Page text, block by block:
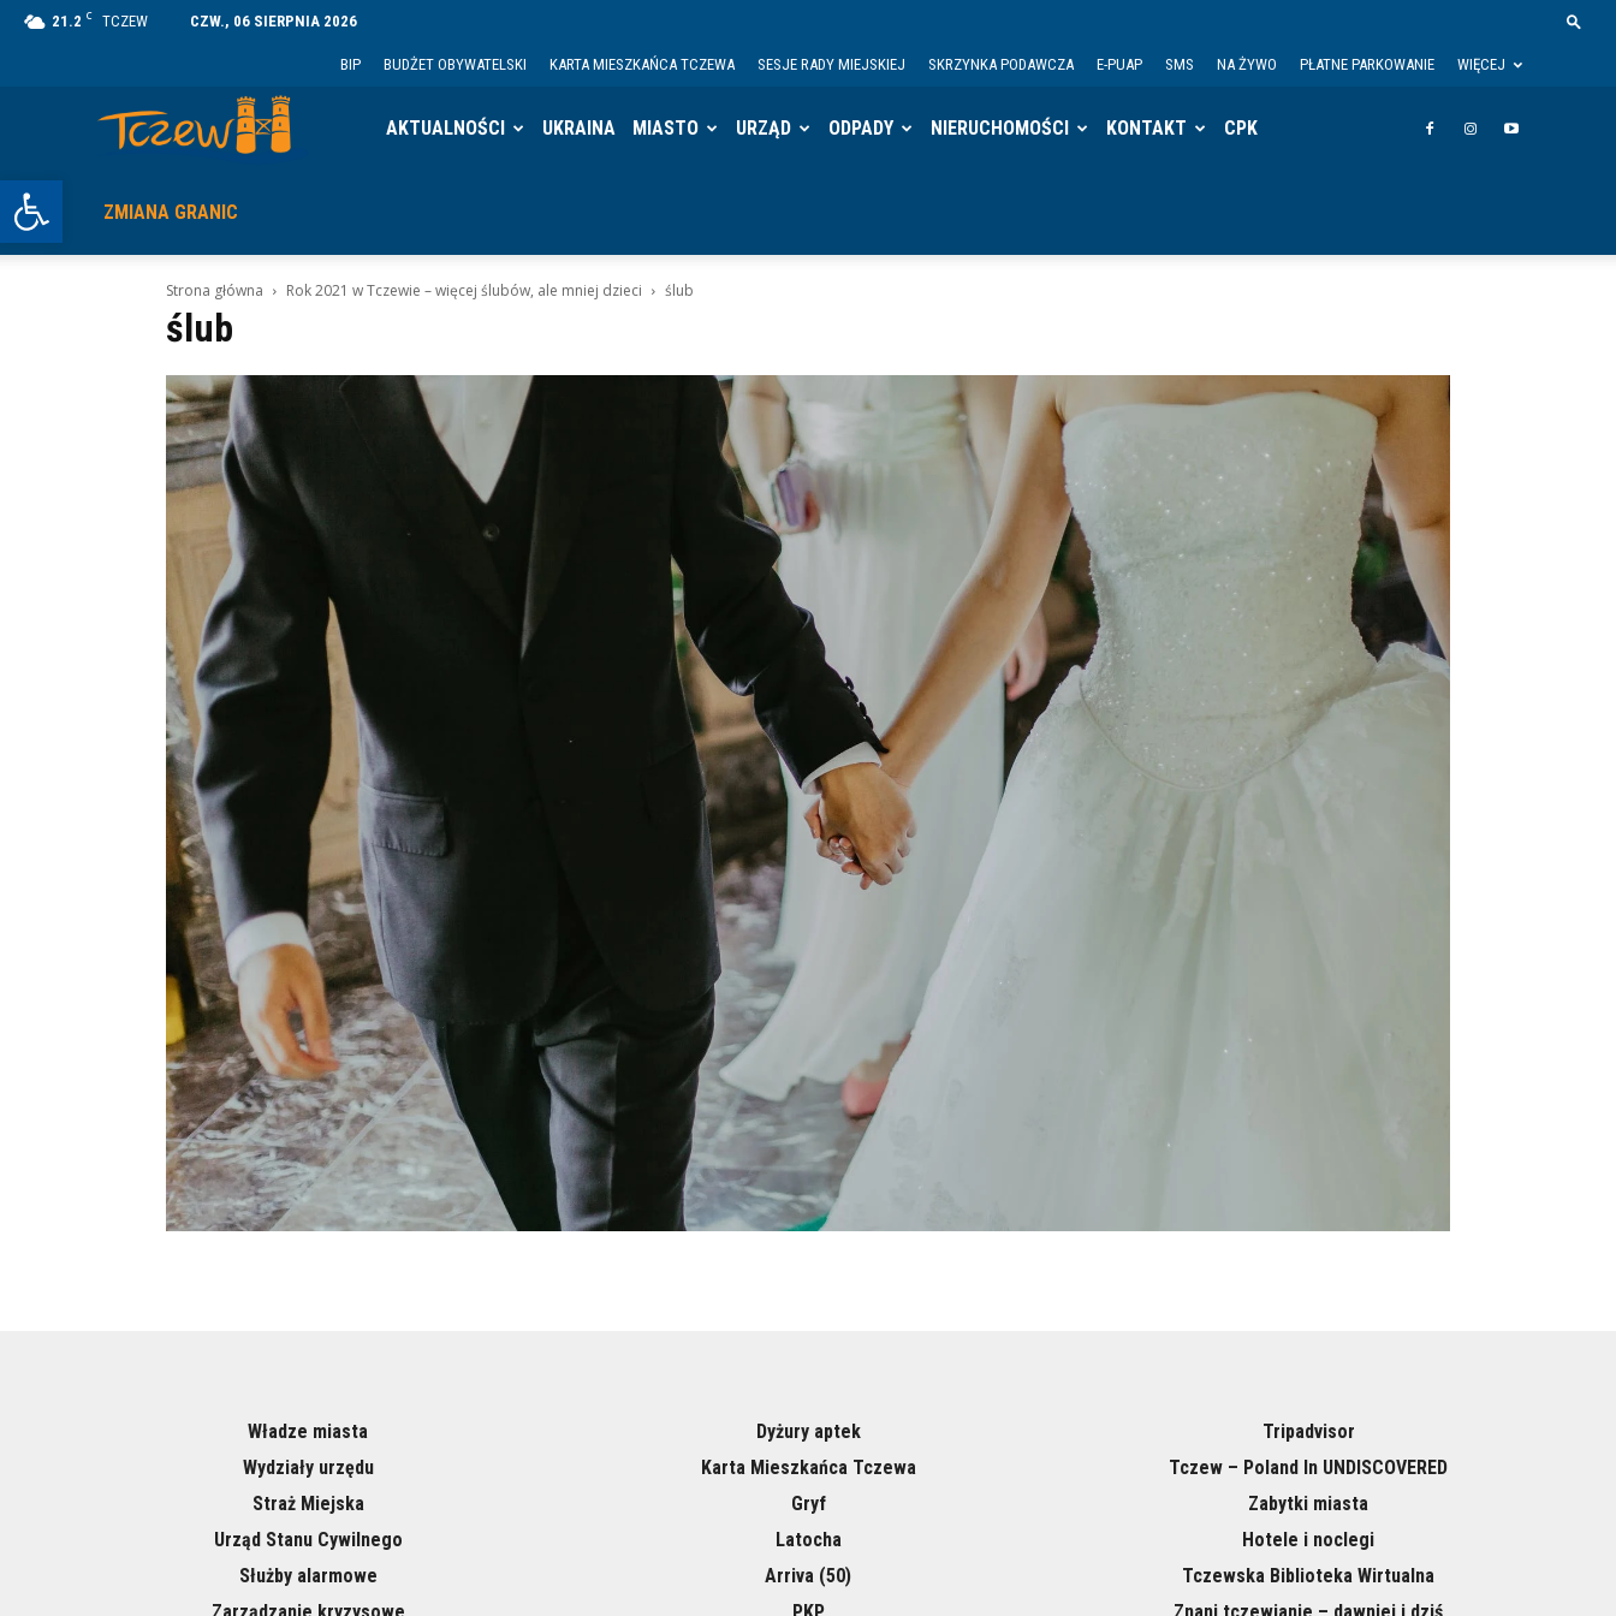
Otwórz pasek narzędzi
21.2 C TCZEW CZW., 06 SIERPNIA 2026
BIP BUDŻET OBYWATELSKI KARTA MIESZKAŃCA TCZEWA SESJE RADY MIEJSKIEJ SKRZYNKA PODAWCZA E-PUAP SMS NA ŻYWO PŁATNE PARKOWANIE WIĘCEJ
AKTUALNOŚCI UKRAINA MIASTO URZĄD ODPADY NIERUCHOMOŚCI KONTAKT CPK
ZMIANA GRANIC
Strona główna Rok 2021 w Tczewie – więcej ślubów, ale mniej dzieci ślub
ślub
Władze miasta
Wydziały urzędu
Straż Miejska
Urząd Stanu Cywilnego
Służby alarmowe
Dyżury aptek
Karta Mieszkańca Tczewa
Gryf
Latocha
Arriva (50)
Tripadvisor
Tczew – Poland In UNDISCOVERED
Zabytki miasta
Hotele i noclegi
Tczewska Biblioteka Wirtualna